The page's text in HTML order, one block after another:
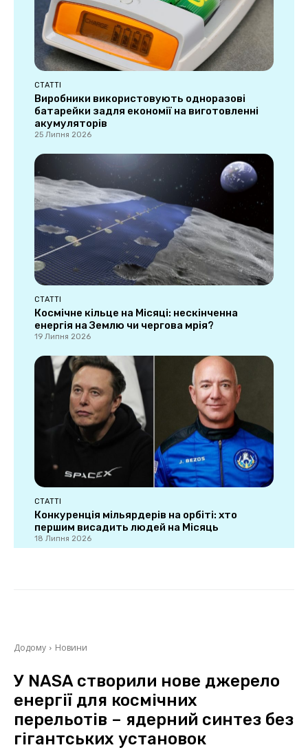
СТАТТІ
Виробники використовують одноразові
батарейки задля економії на виготовленні
акумуляторів
25 Липня 2026
СТАТТІ
Космічне кільце на Місяці: нескінченна
енергія на Землю чи чергова мрія?
19 Липня 2026
СТАТТІ
Конкуренція мільярдерів на орбіті: хто
першим висадить людей на Місяць
18 Липня 2026